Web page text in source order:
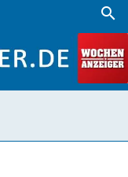
search